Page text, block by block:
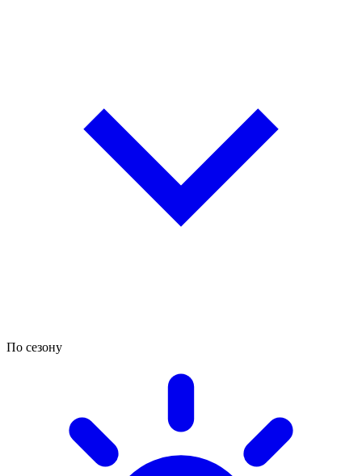
По сезону